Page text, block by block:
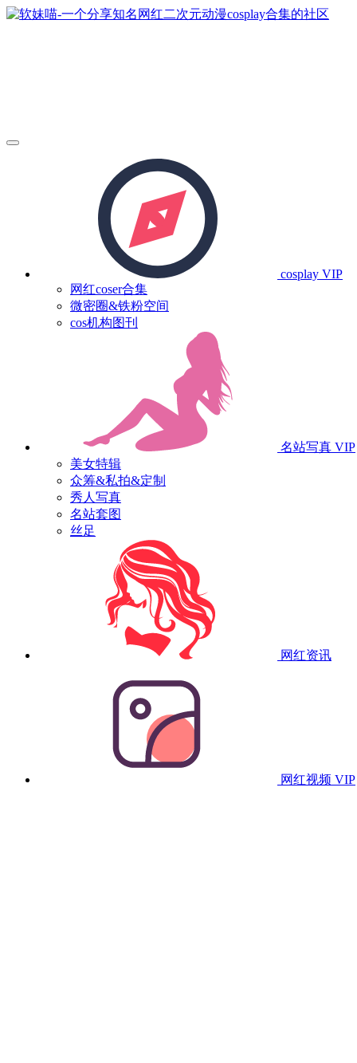
cosplay VIP
网红coser合集
微密圈&铁粉空间
cos机构图刊
名站写真 VIP
美女特辑
众筹&私拍&定制
秀人写真
名站套图
丝足
网红资讯
网红视频 VIP